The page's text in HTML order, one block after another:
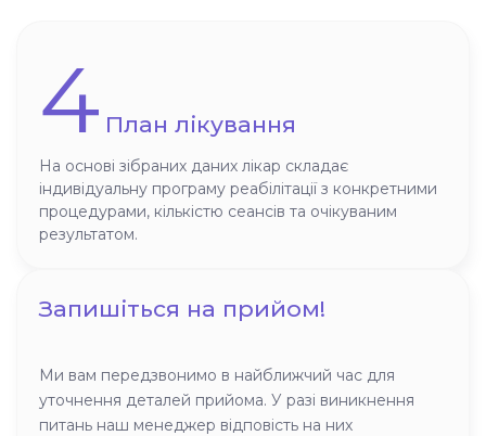
4 План лікування
На основі зібраних даних лікар складає
індивідуальну програму реабілітації з конкретними
процедурами, кількістю сеансів та очікуваним
результатом.
Запишіться на прийом!
Ми вам передзвонимо в найближчий час для
уточнення деталей прийома. У разі виникнення
питань наш менеджер відповість на них